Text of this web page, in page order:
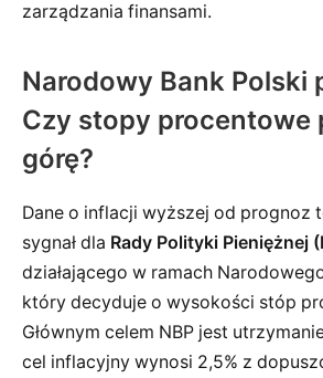
zarządzania finansami.
Narodowy Bank Polski
Czy stopy procentowe
górę?
Dane o inflacji wyższej od prognoz
sygnał dla Rady Polityki Pieniężnej
działającego w ramach
który decyduje o wysokości stóp
Głównym celem NBP jest
cel inflacyjny wynosi 2,5% z